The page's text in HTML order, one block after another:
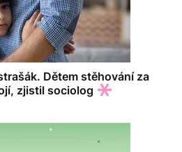
Dětem stěhování za
zjistil sociolog